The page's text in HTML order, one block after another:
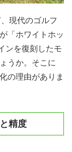
現代のゴルフ
「ホワイトホッ
ンを復刻したモ
うか。そこに
の理由がありま
精度